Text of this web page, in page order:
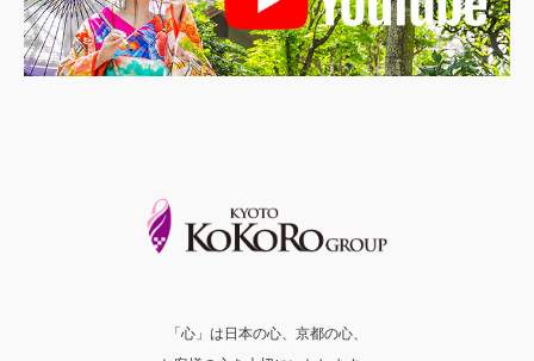
「心」は日本の心、京都の心、